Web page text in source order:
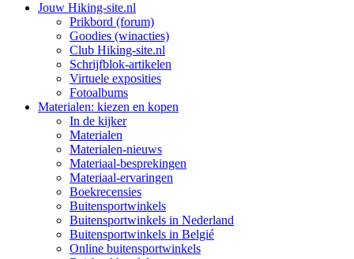
Jouw Hiking-site.nl
Prikbord (forum)
Goodies (winacties)
Club Hiking-site.nl
Schrijfblok-artikelen
Virtuele exposities
Fotoalbums
Materialen: kiezen en kopen
In de kijker
Materialen
Materialen-nieuws
Materiaal-besprekingen
Materiaal-ervaringen
Boekrecensies
Buitensportwinkels
Buitensportwinkels in Nederland
Buitensportwinkels in Belgié
Online buitensportwinkels